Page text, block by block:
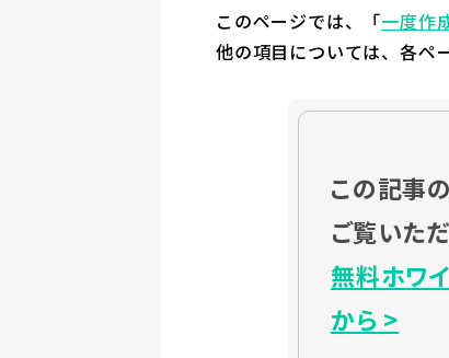
このページでは、「一度作
他の項目については、各ペ
この記事
ご覧いただ
無料ホワ
から >